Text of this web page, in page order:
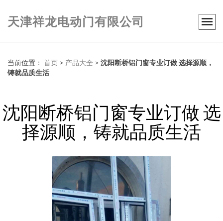
天津祥龙电动门有限公司
当前位置： 首页 > 产品大全 > 沈阳断桥铝门窗专业订做 选择源顺，
铸就品质生活
沈阳断桥铝门窗专业订做 选
择源顺，铸就品质生活